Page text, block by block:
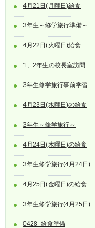
4月21日(月曜日)給食
3年生～修学旅行準備～
4月22日(火曜日)給食
1、2年生の校長室訪問
3年生修学旅行事前学習
4月23日(水曜日)の給食
3年生～修学旅行～
4月24日(木曜日)の給食
3年生修学旅行(4月24日)
4月25日(金曜日)の給食
3年生修学旅行(4月25日)
0428_給食準備